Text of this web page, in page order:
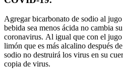
Agregar bicarbonato de sodio al
bebida sea menos ácida no cambia
coronavirus. Al igual que con el
limón que es más alcalino después
sodio no destruirá los virus en su
copia de virus.